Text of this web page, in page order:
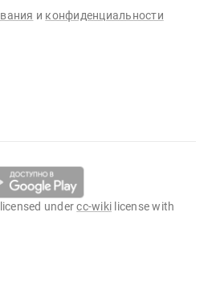
и конфиденциальности
undercc-wiki license with